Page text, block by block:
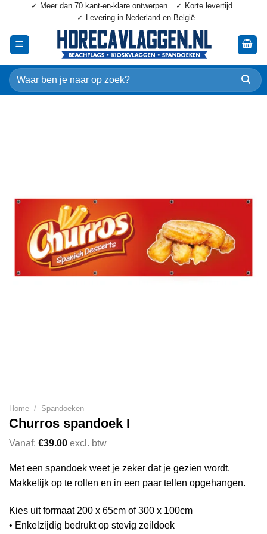
inhoud
✓ Meer dan 70 kant-en-klare ontwerpen
✓ Korte levertijd
✓ Levering in Nederland en België
Zoeken
naar:
Home / Spandoeken
Churros spandoek I
Vanaf: €39.00 excl. btw
Met een spandoek weet je zeker dat je gezien wordt.
Makkelijk op te rollen en in een paar tellen opgehangen.
Kies uit formaat 200 x 65cm of 300 x 100cm
• Enkelzijdig bedrukt op stevig zeildoek